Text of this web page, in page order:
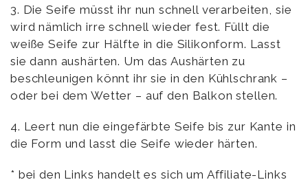
3. Die Seife müsst ihr nun schnell verarbeiten, sie
wird nämlich irre schnell wieder fest. Füllt die
weiße Seife zur Hälfte in die Silikonform. Lasst
sie dann aushärten. Um das Aushärten zu
beschleunigen könnt ihr sie in den Kühlschrank –
oder bei dem Wetter – auf den Balkon stellen.
4. Leert nun die eingefärbte Seife bis zur Kante in
die Form und lasst die Seife wieder härten.
* bei den Links handelt es sich um Affiliate-Links